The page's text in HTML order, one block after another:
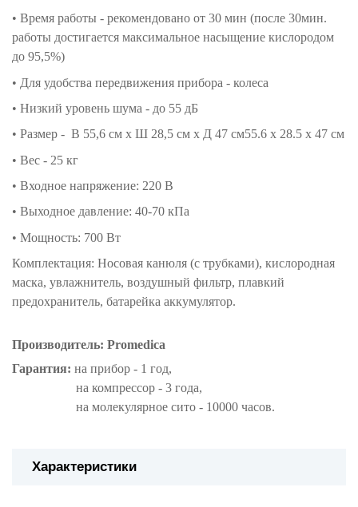
• Время работы - рекомендовано от 30 мин (после 30мин.
работы достигается максимальное насыщение кислородом
до 95,5%)
• Для удобства передвижения прибора - колеса
• Низкий уровень шума - до 55 дБ
• Размер - В 55,6 см x Ш 28,5 см x Д 47 см55.6 x 28.5 x 47 см
• Вес - 25 кг
• Входное напряжение: 220 В
• Выходное давление: 40-70 кПа
• Мощность: 700 Вт
Комплектация: Носовая канюля (с трубками), кислородная
маска, увлажнитель, воздушный фильтр, плавкий
предохранитель, батарейка аккумулятор.
Производитель: Promedica
Гарантия: на прибор - 1 год,
на компрессор - 3 года,
на молекулярное сито - 10000 часов.
Характеристики